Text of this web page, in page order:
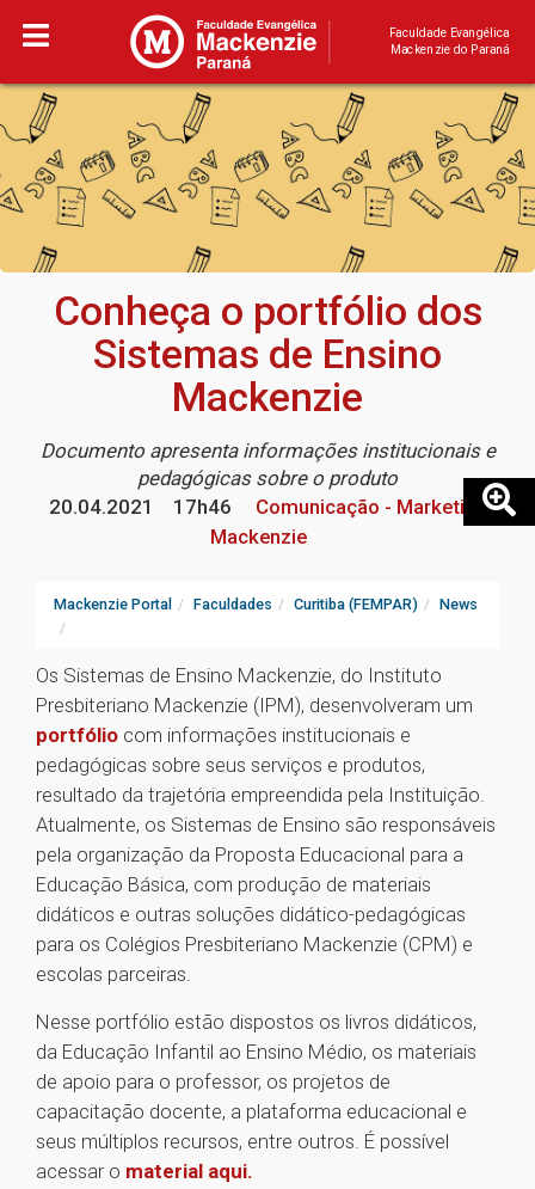
Faculdade Evangélica
Mackenzie do Paraná
Conheça o portfólio dos
Sistemas de Ensino
Mackenzie
Documento apresenta informações institucionais e
pedagógicas sobre o produto
20.04.2021
17h46
Comunicação - Marketing
Mackenzie
Mackenzie Portal Faculdades Curitiba (FEMPAR) News
Os Sistemas de Ensino Mackenzie, do Instituto
Presbiteriano Mackenzie (IPM), desenvolveram um
portfólio com informações institucionais e
pedagógicas sobre seus serviços e produtos,
resultado da trajetória empreendida pela Instituição.
Atualmente, os Sistemas de Ensino são responsáveis
pela organização da Proposta Educacional para a
Educação Básica, com produção de materiais
didáticos e outras soluções didático-pedagógicas
para os Colégios Presbiteriano Mackenzie (CPM) e
escolas parceiras.
Nesse portfólio estão dispostos os livros didáticos,
da Educação Infantil ao Ensino Médio, os materiais
de apoio para o professor, os projetos de
capacitação docente, ​a plataforma educacional e
seus múltiplos recursos, entre outros. É possível
acessar o material aqui.